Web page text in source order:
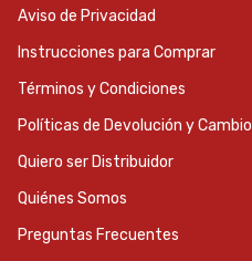
Aviso de Privacidad
Instrucciones para Comprar
Términos y Condiciones
Políticas de Devolución y Cambio
Quiero ser Distribuidor
Quiénes Somos
Preguntas Frecuentes